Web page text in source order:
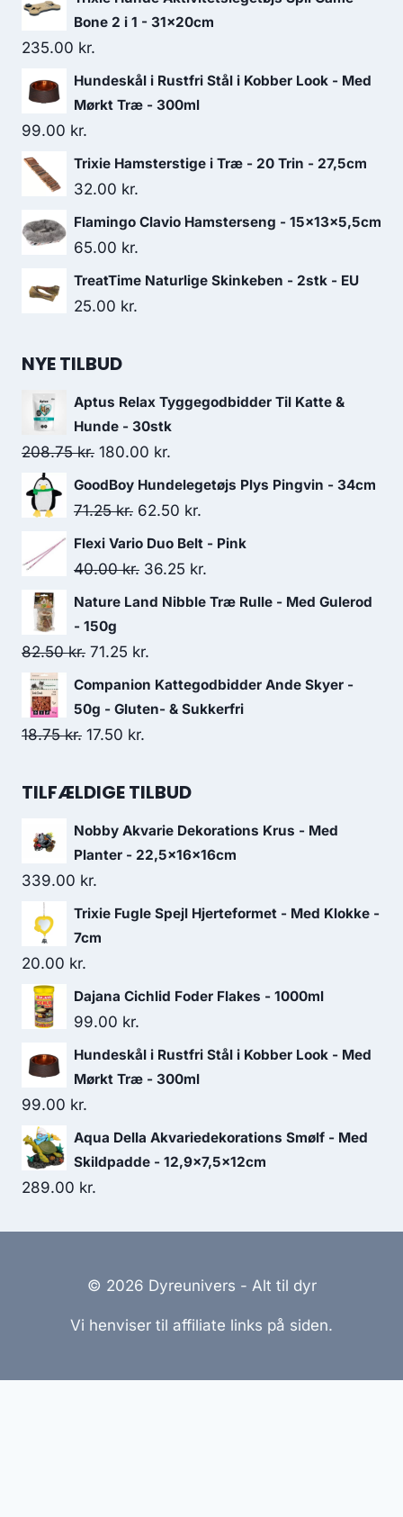
Bone 2 i 1 - 31x20cm
235.00 kr.
Hundeskål i Rustfri Stål i Kobber Look - Med
Mørkt Træ - 300ml
99.00 kr.
Trixie Hamsterstige i Træ - 20 Trin - 27,5cm
32.00 kr.
Flamingo Clavio Hamsterseng - 15x13x5,5cm
65.00 kr.
TreatTime Naturlige Skinkeben - 2stk - EU
25.00 kr.
NYE TILBUD
Aptus Relax Tyggegodbidder Til Katte &
Hunde - 30stk
208.75kr. Den
oprindelige
pris
208.75 kr..
180.00 kr.
aktuelle
pris
180.00 kr..
GoodBoy Hundelegetøjs Plys Pingvin - 34cm
71.25kr. Den
oprindelige
pris
62.50 kr.
aktuelle
pris
Flexi Vario Duo Belt - Pink
40.00kr. Den
oprindelige
var:
40.00 kr..
36.25 kr.
aktuelle
36.25 kr..
Nature Land Nibble Træ Rulle - Med Gulerod
- 150g
82.50kr. Den
oprindelige
pris
var:
71.25 kr.
aktuelle
pris
Companion Kattegodbidder Ande Skyer -
50g - Gluten- & Sukkerfri
18.75kr. Den
pris
18.75 kr..
17.50 kr.
pris
17.50 kr..
TILFÆLDIGE TILBUD
Nobby Akvarie Dekorations Krus - Med
Planter - 22,5x16x16cm
339.00 kr.
Trixie Fugle Spejl Hjerteformet - Med Klokke -
7cm
20.00 kr.
Dajana Cichlid Foder Flakes - 1000ml
99.00 kr.
Hundeskål i Rustfri Stål i Kobber Look - Med
Mørkt Træ - 300ml
99.00 kr.
Aqua Della Akvariedekorations Smølf - Med
Skildpadde - 12,9x7,5x12cm
289.00 kr.
© 2026 Dyreunivers - Alt til dyr
Vi henviser til affiliate links på siden.